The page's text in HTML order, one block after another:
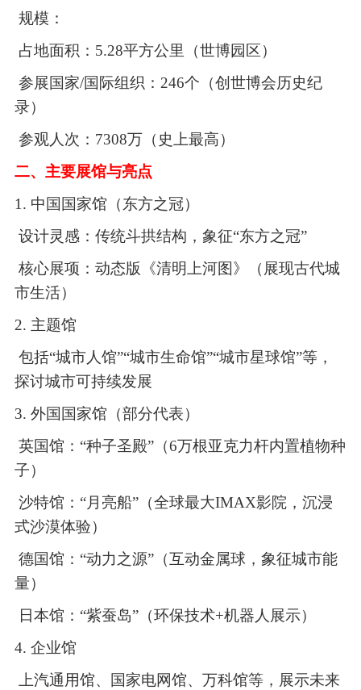
规模：
占地面积： 5.28平方公里（世博园区）
参展国家/国际组织：246个（创世博会历史纪
录）
参观人次： 7308万（史上最高）
二、主要展馆与亮点
1. 中国国家馆（东方之冠）
设计灵感：传统斗拱结构，象征“东方之冠”
核心展项：动态版《清明上河图》（展现古代城
市生活）
2. 主题馆
包括“城市人馆”“城市生命馆”“城市星球馆”等，
探讨城市可持续发展
3. 外国国家馆（部分代表）
英国馆： “种子圣殿”（6万根亚克力杆内置植物种
子）
沙特馆： “月亮船”（全球最大IMAX影院，沉浸
式沙漠体验）
德国馆： “动力之源”（互动金属球，象征城市能
量）
日本馆： “紫蚕岛”（环保技术+机器人展示）
4. 企业馆
上汽通用馆、国家电网馆、万科馆等，展示未来